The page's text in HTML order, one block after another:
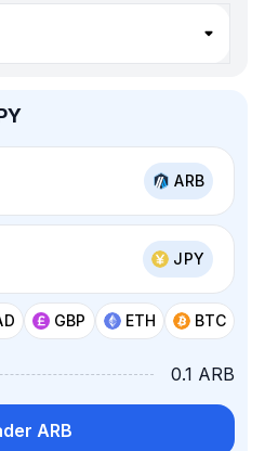
ARB
JPY
GBP ETH BTC
0.1 ARB
ARB